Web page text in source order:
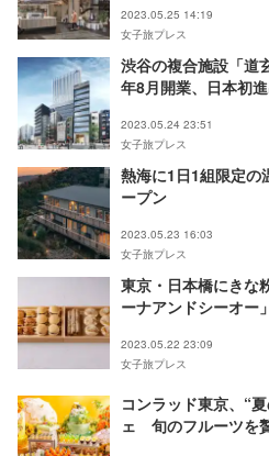
2023.05.25 14:19
女子旅プレス
渋谷の複合施設「
年8月開業、日本初
2023.05.24 23:51
女子旅プレス
熱海に1日1組限定の
ープン
2023.05.23 16:03
女子旅プレス
東京・日本橋にきな
ーナアンドシーオー
2023.05.22 23:09
女子旅プレス
コンラッド東京、“
ェ 旬のフルーツを